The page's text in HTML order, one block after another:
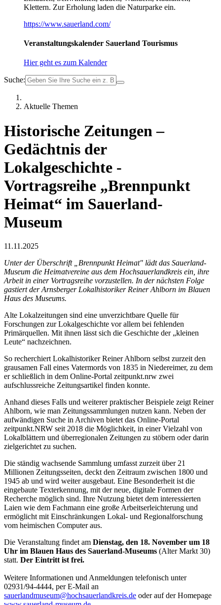
Klettern. Zur Erholung laden die Naturparke ein.
https://www.sauerland.com/
Veranstaltungskalender Sauerland Tourismus
Hier geht es zum Kalender
Suche:
Aktuelle Themen
Historische Zeitungen –
Gedächtnis der
Lokalgeschichte -
Vortragsreihe „Brennpunkt
Heimat“ im Sauerland-
Museum
11.11.2025
Unter der Überschrift „Brennpunkt Heimat" lädt das Sauerland-
Museum die Heimatvereine aus dem Hochsauerlandkreis ein, ihre
Arbeit in einer Vortragsreihe vorzustellen. In der nächsten Folge
gastiert der Arnsberger Lokalhistoriker Reiner Ahlborn im Blauen
Haus des Museums.
Alte Lokalzeitungen sind eine unverzichtbare Quelle für
Forschungen zur Lokalgeschichte vor allem bei fehlenden
Primärquellen. Mit ihnen lässt sich die Geschichte der „kleinen
Leute“ nachzeichnen.
So recherchiert Lokalhistoriker Reiner Ahlborn selbst zurzeit den
grausamen Fall eines Vatermords von 1835 in Niedereimer, zu dem
er schließlich in dem Online-Portal zeitpunkt.nrw zwei
aufschlussreiche Zeitungsartikel finden konnte.
Anhand dieses Falls und weiterer praktischer Beispiele zeigt Reiner
Ahlborn, wie man Zeitungssammlungen nutzen kann. Neben der
aufwändigen Suche in Archiven bietet das Online-Portal
zeitpunkt.NRW seit 2018 die Möglichkeit, in einer Vielzahl von
Lokalblättern und überregionalen Zeitungen zu stöbern oder darin
zielgerichtet zu suchen.
Die ständig wachsende Sammlung umfasst zurzeit über 21
Millionen Zeitungsseiten, deckt den Zeitraum zwischen 1800 und
1945 ab und wird weiter ausgebaut. Eine Besonderheit ist die
eingebaute Texterkennung, mit der neue, digitale Formen der
Recherche möglich sind. Ihre Nutzung bietet dem interessierten
Laien wie dem Fachmann eine große Arbeitserleichterung und
ermöglicht mit Einschränkungen Lokal- und Regionalforschung
vom heimischen Computer aus.
Die Veranstaltung findet am Dienstag, den 18. November um 18
Uhr im Blauen Haus des Sauerland-Museums (Alter Markt 30)
statt. Der Eintritt ist frei.
Weitere Informationen und Anmeldungen telefonisch unter
02931/94-4444, per E-Mail an
sauerlandmuseum@hochsauerlandkreis.de oder auf der Homepage